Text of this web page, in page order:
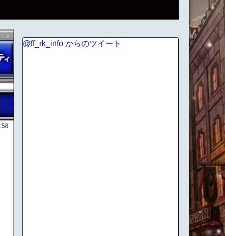
@ff_rk_info からのツイート